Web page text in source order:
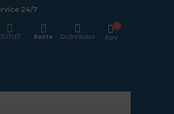
24/7
Kurv
0
Konto Ordrestatus